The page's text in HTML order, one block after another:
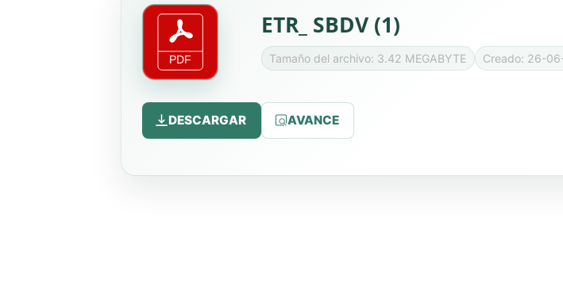
ETR_ SBDV (1)
Tamaño del archivo: 3.42 MEGABYTE Creado: 26-
DESCARGAR AVANCE